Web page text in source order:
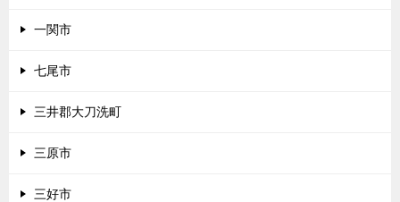
一関市
七尾市
三井郡大刀洗町
三原市
三好市